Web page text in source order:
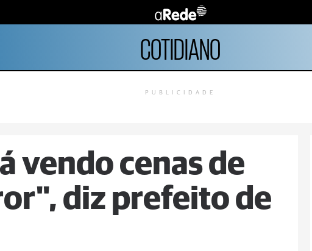
COTIDIANO
PUBLICIDADE
vendo cenas de
diz prefeito de